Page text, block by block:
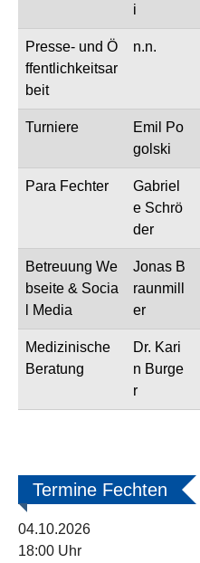
i
Presse- und Ö
ffentlichkeitsar
beit
n.n.
Turniere
Emil Po
golski
Para Fechter
Gabriel
e Schrö
der
Betreuung We
bseite & Socia
l Media
Jonas B
raunmill
er
Medizinische
Beratung
Dr. Kari
n Burge
r
Termine Fechten
04.10.2026
18:00 Uhr